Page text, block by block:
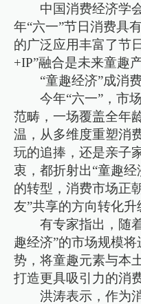
中国消费经济学
年“六一”节日消费具
的广泛应用丰富了节
+IP”融合是未来童趣
“童趣经济”成消
今年“六一”，市
范畴，一场覆盖全年
温，从多维度重塑消
玩的追捧，还是亲子
衷，都折射出“童趣
的转型，消费市场正
友”共享的方向转化升
有专家指出，随
趣经济”的市场规模
势，将童趣元素与本
打造更具吸引力的消
洪涛表示，‌‌作为